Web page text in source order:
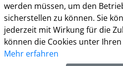
KDN – Dachverband
Brigitte Schlemminger
Mühlenstr. 51
53721 Siegburg
E-Mail: datenschutz@kdn.de
werden müssen, um den
sicherstellen zu können. Sie
jederzeit mit Wirkung für die
können die Cookies unter
Mehr erfahren